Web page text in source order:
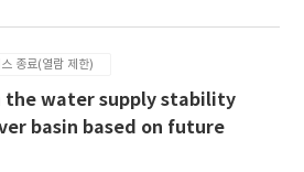
이용한 기후변화 영향평가 불확
불확 실성이 큰 요인은 배출 시나
성: 0.52)이며, 이 결과는 UDM 결
났다. 따라서 이 연구에서 제안한
영향평가에서의 불확실성 이해와
기후변화 대비 보다 나은 수자원
킬 것으로 예상된다. 본 연구에서
, 낙동강, 금강, 섬진강, 영산강)
화에 따른 우기(7∼9월)와 건기
래 하천유량의 변화를 전망 및 분
를 위해 CMIP5의 핵심실험인 2개
RCP8.5)를 이용하였으며,
종료(열람 제한)
the water supply stability
basin based on future